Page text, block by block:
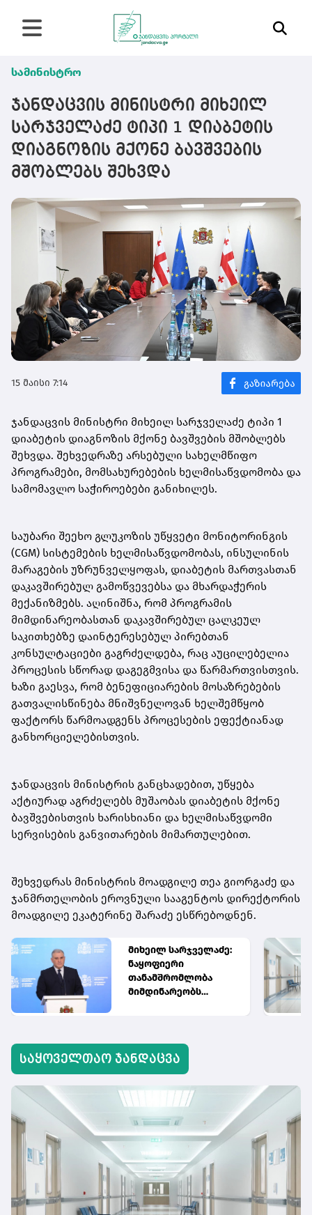
სამინისტრო
ჯანდაცვის მინისტრი მიხეილ
სარჯველაძე ტიპი 1 დიაბეტის
დიაგნოზის მქონე ბავშვების
მშობლებს შეხვდა
15 მაისი 7:14
ჯანდაცვის მინისტრი მიხეილ სარჯველაძე ტიპი 1
დიაბეტის დიაგნოზის მქონე ბავშვების მშობლებს
შეხვდა. შეხვედრაზე არსებული სახელმწიფო
პროგრამები, მომსახურებების ხელმისაწვდომობა და
სამომავლო საჭიროებები განიხილეს.
საუბარი შეეხო გლუკოზის უწყვეტი მონიტორინგის
(CGM) სისტემების ხელმისაწვდომობას, ინსულინის
მარაგების უზრუნველყოფას, დიაბეტის მართვასთან
დაკავშირებულ გამოწვევებსა და მხარდაჭერის
მექანიზმებს. აღინიშნა, რომ პროგრამის
მიმდინარეობასთან დაკავშირებულ ცალკეულ
საკითხებზე დაინტერესებულ პირებთან
კონსულტაციები გაგრძელდება, რაც აუცილებელია
პროცესის სწორად დაგეგმვისა და წარმართვისთვის.
ხაზი გაესვა, რომ ბენეფიციარების მოსაზრებების
გათვალისწინება მნიშვნელოვან ხელშემწყობ
ფაქტორს წარმოადგენს პროცესების ეფექტიანად
განხორციელებისთვის.
ჯანდაცვის მინისტრის განცხადებით, უწყება
აქტიურად აგრძელებს მუშაობას დიაბეტის მქონე
ბავშვებისთვის ხარისხიანი და ხელმისაწვდომი
სერვისების განვითარების მიმართულებით.
შეხვედრას მინისტრის მოადგილე თეა გიორგაძე და
ჯანმრთელობის ეროვნული სააგენტოს დირექტორის
მოადგილე ეკატერინე შარაძე ესწრებოდნენ.
მიხეილ სარჯველაძე:
ნაყოფიერი
თანამშრომლობა
მიმდინარეობს
იმედიანად ვართ
განწყობილი, რომ
პროგრამის
გაფართოება
საკეთილდღეო
შედეგს მოიტანს
საყოველთაო ჯანდაცვა